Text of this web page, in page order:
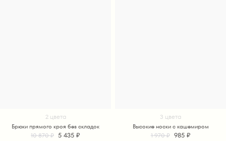
2 цвета
Брюки прямого кроя без складок
10 870 ₽ 5 435 ₽
3 цвета
Высокие носки с кашемиром
1 970 ₽ 985 ₽